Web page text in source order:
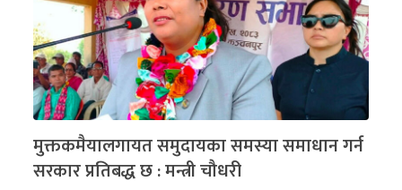
मुक्तकमैयालगायत समुदायका समस्या समाधान गर्न
सरकार प्रतिबद्ध छ : मन्त्री चौधरी